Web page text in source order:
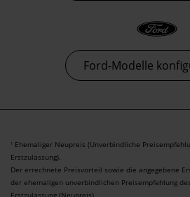
Ford-Modelle
1 Ehemaliger Neupreis (Unverbindliche
Erstzulassung).
Der errechnete Preisvorteil sowie die angegebene
der ehemaligen unverbindlichen Preisempfehlung